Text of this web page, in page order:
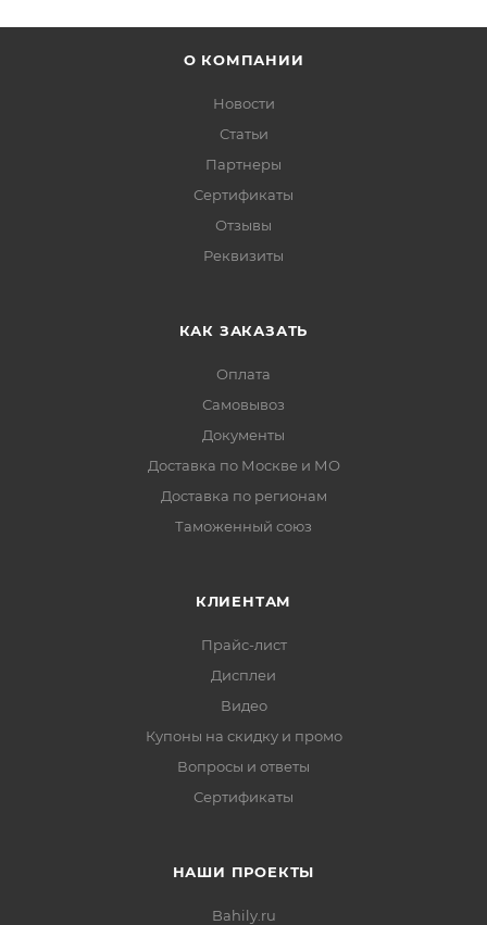
О КОМПАНИИ
Новости
Статьи
Партнеры
Сертификаты
Отзывы
Реквизиты
КАК ЗАКАЗАТЬ
Оплата
Самовывоз
Документы
Доставка по Москве и МО
Доставка по регионам
Таможенный союз
КЛИЕНТАМ
Прайс-лист
Дисплеи
Видео
Купоны на скидку и промо
Вопросы и ответы
Сертификаты
НАШИ ПРОЕКТЫ
Bahily.ru